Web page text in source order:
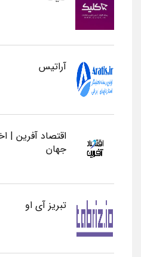
آراتیس
اقتصاد آفرین |
جهان
تبریز آی او